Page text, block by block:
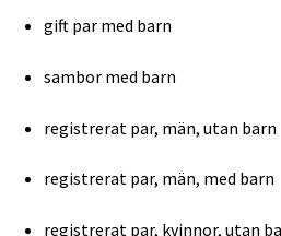
gift par med barn
sambor med barn
registrerat par, män, utan barn
registrerat par, män, med barn
registrerat par, kvinnor, utan